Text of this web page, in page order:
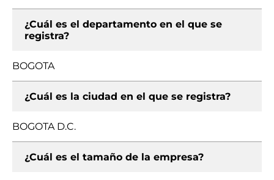
¿Cuál es el departamento en el que se
registra?
BOGOTA
¿Cuál es la ciudad en el que se registra?
BOGOTA D.C.
¿Cuál es el tamaño de la empresa?